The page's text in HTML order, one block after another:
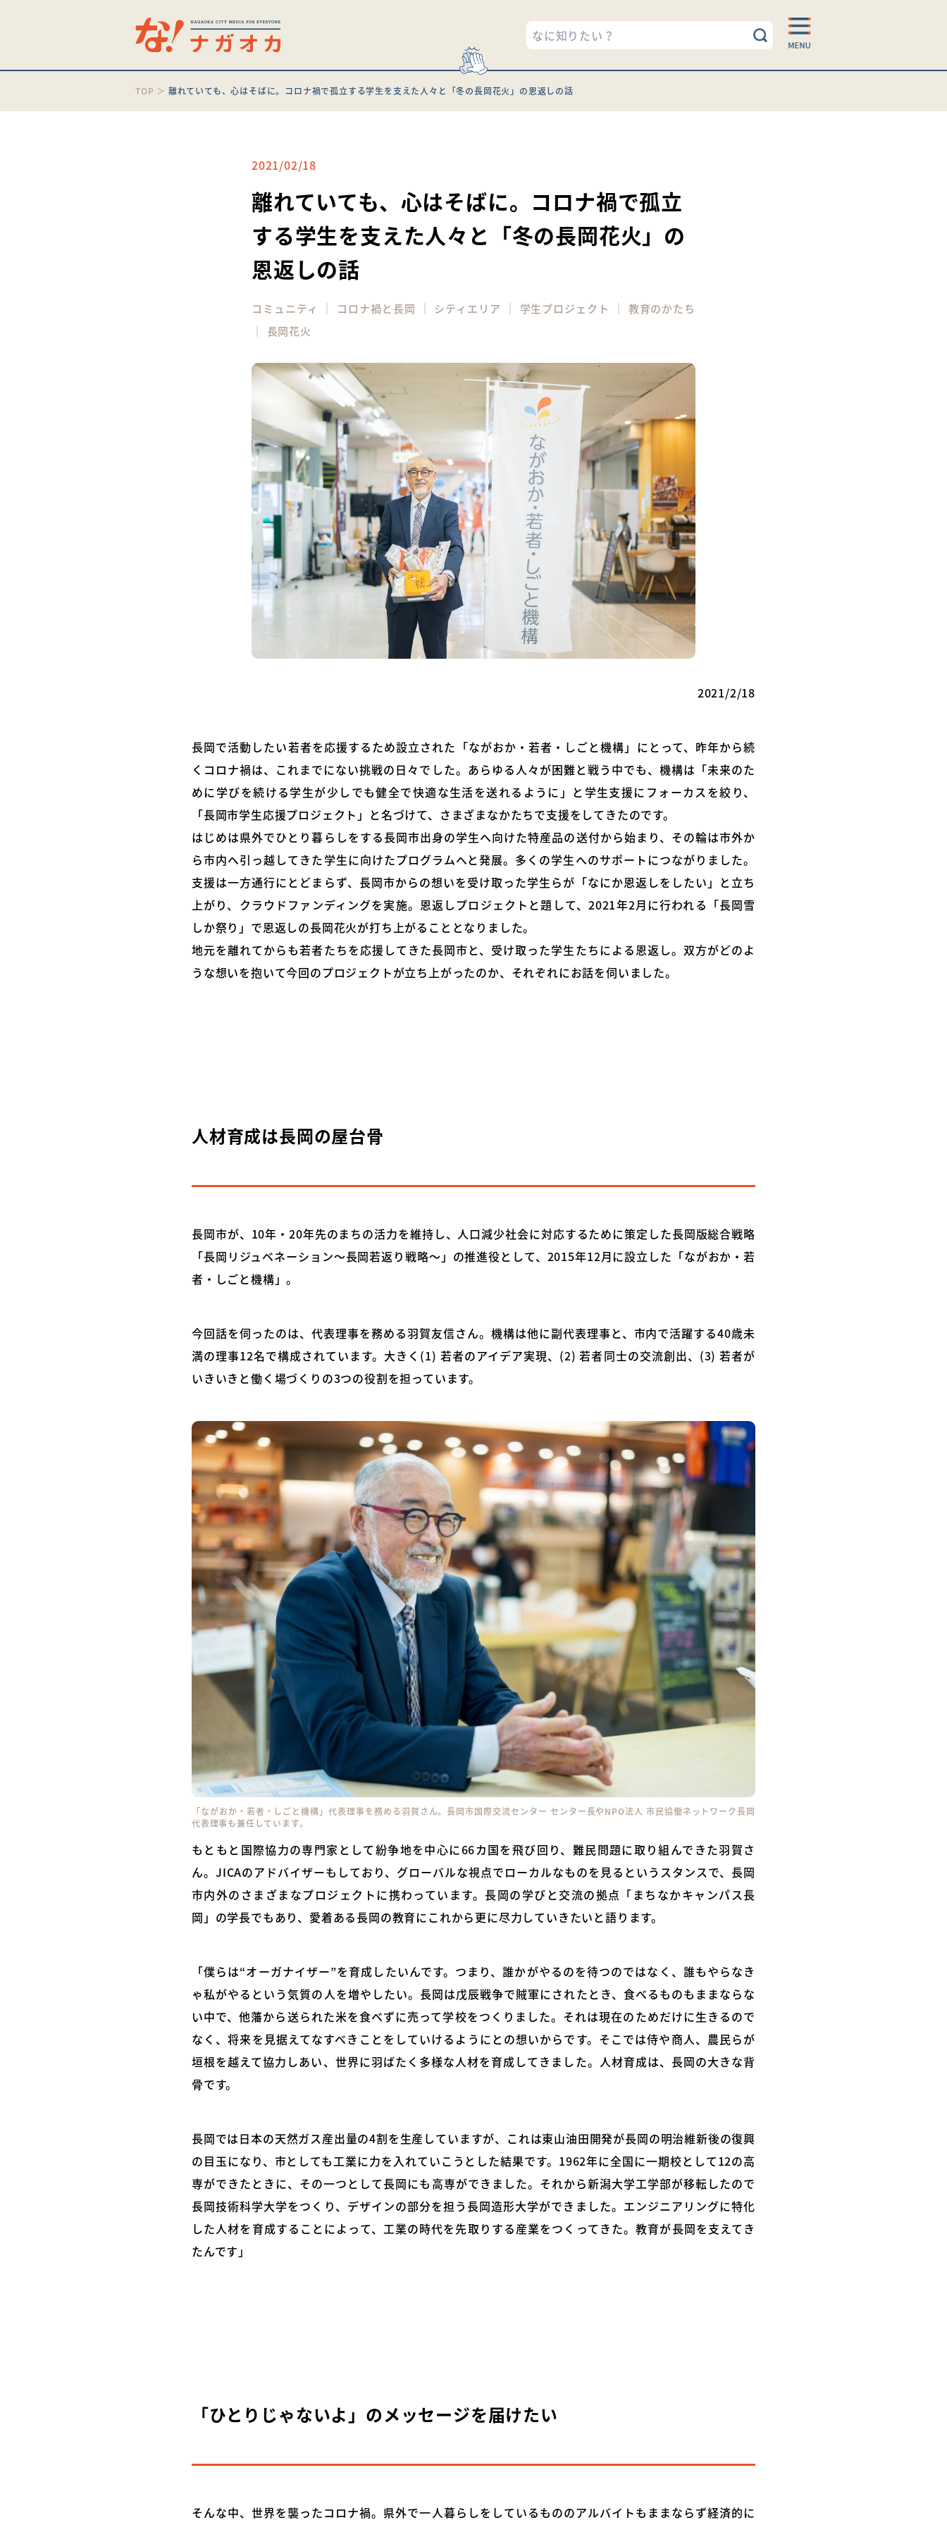
TOP ＞ 離れていても、心はそばに。コロナ禍で孤立する学生を支えた人々と「冬の長岡花火」の恩返しの話
2021/02/18
離れていても、心はそばに。コロナ禍で孤立
する学生を支えた人々と「冬の長岡花火」の
恩返しの話
コミュニティ ｜ コロナ禍と長岡 ｜ シティエリア ｜ 学生プロジェクト ｜ 教育のかたち
｜ 長岡花火
2021/2/18
長岡で活動したい若者を応援するため設立された「ながおか・若者・しごと機構」にとって、昨年から続
くコロナ禍は、これまでにない挑戦の日々でした。あらゆる人々が困難と戦う中でも、機構は「未来のた
めに学びを続ける学生が少しでも健全で快適な生活を送れるように」と学生支援にフォーカスを絞り、
「長岡市学生応援プロジェクト」と名づけて、さまざまなかたちで支援をしてきたのです。
はじめは県外でひとり暮らしをする長岡市出身の学生へ向けた特産品の送付から始まり、その輪は市外か
ら市内へ引っ越してきた学生に向けたプログラムへと発展。多くの学生へのサポートにつながりました。
支援は一方通行にとどまらず、長岡市からの想いを受け取った学生らが「なにか恩返しをしたい」と立ち
上がり、クラウドファンディングを実施。恩返しプロジェクトと題して、2021年2月に行われる「長岡雪
しか祭り」で恩返しの長岡花火が打ち上がることとなりました。
地元を離れてからも若者たちを応援してきた長岡市と、受け取った学生たちによる恩返し。双方がどのよ
うな想いを抱いて今回のプロジェクトが立ち上がったのか、それぞれにお話を伺いました。
人材育成は長岡の屋台骨
長岡市が、10年・20年先のまちの活力を維持し、人口減少社会に対応するために策定した長岡版総合戦略
「長岡リジュベネーション～長岡若返り戦略～」の推進役として、2015年12月に設立した「ながおか・若
者・しごと機構」。
今回話を伺ったのは、代表理事を務める羽賀友信さん。機構は他に副代表理事と、市内で活躍する40歳未
満の理事12名で構成されています。大きく(1) 若者のアイデア実現、(2) 若者同士の交流創出、(3) 若者が
いきいきと働く場づくりの3つの役割を担っています。
「ながおか・若者・しごと機構」代表理事を務める羽賀さん。長岡市国際交流センター センター長やNPO法人 市民協働ネットワーク長岡
代表理事も兼任しています。
もともと国際協力の専門家として紛争地を中心に66カ国を飛び回り、難民問題に取り組んできた羽賀さ
ん。JICAのアドバイザーもしており、グローバルな視点でローカルなものを見るというスタンスで、長岡
市内外のさまざまなプロジェクトに携わっています。長岡の学びと交流の拠点「まちなかキャンパス長
岡」の学長でもあり、愛着ある長岡の教育にこれから更に尽力していきたいと語ります。
「僕らは“オーガナイザー”を育成したいんです。つまり、誰かがやるのを待つのではなく、誰もやらなき
ゃ私がやるという気質の人を増やしたい。長岡は戊辰戦争で賊軍にされたとき、食べるものもままならな
い中で、他藩から送られた米を食べずに売って学校をつくりました。それは現在のためだけに生きるので
なく、将来を見据えてなすべきことをしていけるようにとの想いからです。そこでは侍や商人、農民らが
垣根を越えて協力しあい、世界に羽ばたく多様な人材を育成してきました。人材育成は、長岡の大きな背
骨です。
長岡では日本の天然ガス産出量の4割を生産していますが、これは東山油田開発が長岡の明治維新後の復興
の目玉になり、市としても工業に力を入れていこうとした結果です。1962年に全国に一期校として12の高
専ができたときに、その一つとして長岡にも高専ができました。それから新潟大学工学部が移転したので
長岡技術科学大学をつくり、デザインの部分を担う長岡造形大学ができました。エンジニアリングに特化
した人材を育成することによって、工業の時代を先取りする産業をつくってきた。教育が長岡を支えてき
たんです」
「ひとりじゃないよ」のメッセージを届けたい
そんな中、世界を襲ったコロナ禍。県外で一人暮らしをしているもののアルバイトもままならず経済的に